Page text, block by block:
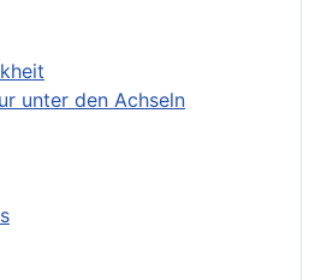
unter den Achseln